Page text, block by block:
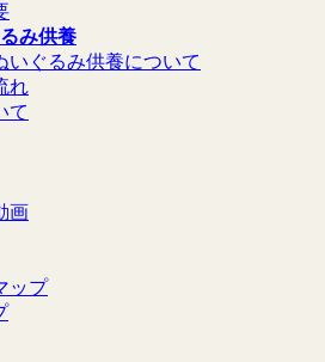
み供養
いぐるみ供養について
れ
て
画
ップ